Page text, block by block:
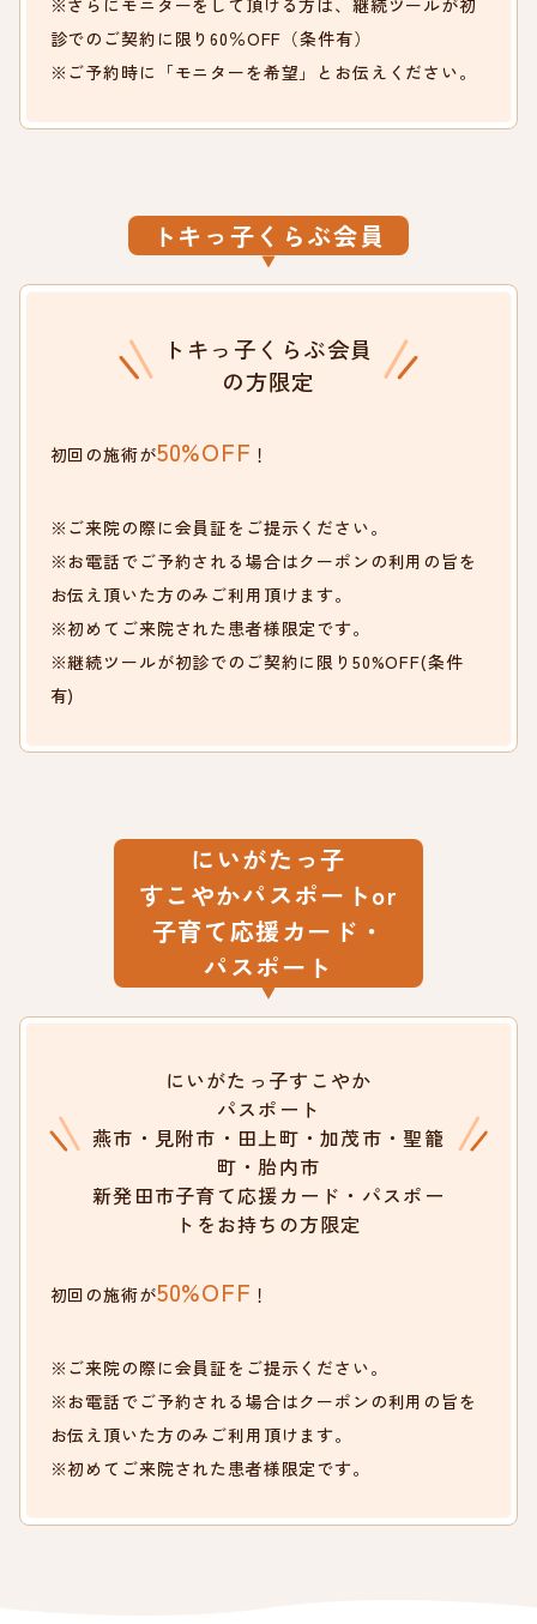
※さらにモニターをして頂ける方は、継続ツールが初
診でのご契約に限り60％OFF（条件有）
※ご予約時に「モニターを希望」とお伝えください。
トキっ子くらぶ会員
トキっ子くらぶ会員
の方限定
初回の施術が50%OFF ！
※ご来院の際に会員証をご提示ください。
※お電話でご予約される場合はクーポンの利用の旨を
お伝え頂いた方のみご利用頂けます。
※初めてご来院された患者様限定です。
※継続ツールが初診でのご契約に限り50%OFF(条件
有)
にいがたっ子
すこやかパスポートor
子育て応援カード・
パスポート
にいがたっ子すこやか
パスポート
燕市・見附市・田上町・加茂市・聖籠
町・胎内市
新発田市子育て応援カード・パスポー
トをお持ちの方限定
初回の施術が50%OFF ！
※ご来院の際に会員証をご提示ください。
※お電話でご予約される場合はクーポンの利用の旨を
お伝え頂いた方のみご利用頂けます。
※初めてご来院された患者様限定です。